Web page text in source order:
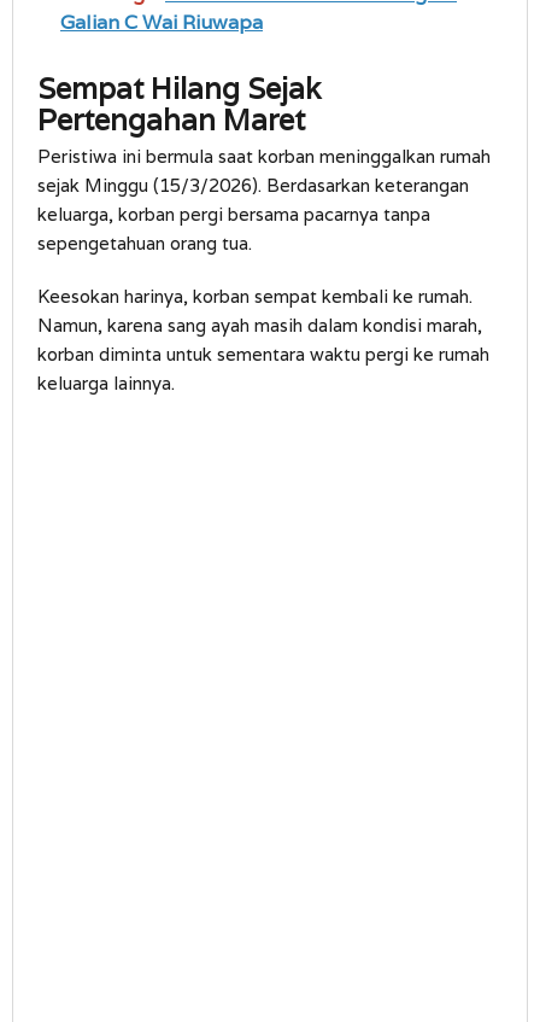
Galian C Wai Riuwapa
Sempat Hilang Sejak
Pertengahan Maret
Peristiwa ini bermula saat korban meninggalkan rumah
sejak Minggu (15/3/2026). Berdasarkan keterangan
keluarga, korban pergi bersama pacarnya tanpa
sepengetahuan orang tua.
Keesokan harinya, korban sempat kembali ke rumah.
Namun, karena sang ayah masih dalam kondisi marah,
korban diminta untuk sementara waktu pergi ke rumah
keluarga lainnya.